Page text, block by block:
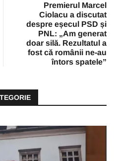
Premierul Marcel
Ciolacu a discutat
despre eșecul PSD și
PNL: „Am generat
doar silă. Rezultatul a
fost că românii ne-au
întors spatele”